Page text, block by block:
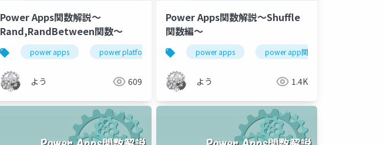
power app関数解説
Power Apps関数解説～
Rand,RandBetween関数～
power apps power platform power app関数解説
よう 609
Power Apps関数解説～Shuffle
関数編～
power apps power app関数解説
よう 1.4K